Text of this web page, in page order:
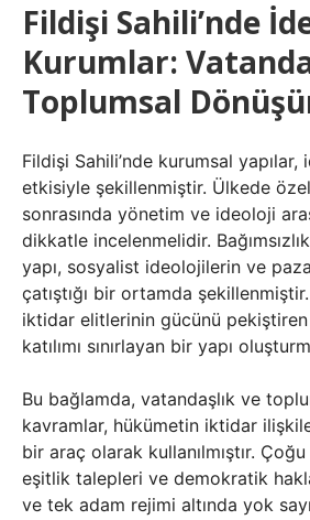
Fildişi Sahili’nde
Kurumlar:
Toplumsal
Fildişi Sahili’nde kurumsal yapılar,
etkisiyle şekillenmiştir. Ülkede
sonrasında yönetim ve ideoloji
dikkatle incelenmelidir.
yapı, sosyalist ideolojilerin ve
çatıştığı bir ortamda
iktidar elitlerinin gücünü
katılımı sınırlayan bir yapı
Bu bağlamda, vatandaşlık ve
kavramlar, hükümetin iktidar
bir araç olarak kullanılmıştır.
eşitlik talepleri ve demokratik
ve tek adam rejimi altında yok